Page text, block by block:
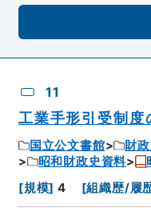
11
工業手形引受制度
国立公文書館 財
昭和財政史資料
[規模] 4 [組織歴/履